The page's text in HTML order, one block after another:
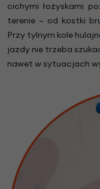
cichymi łożyskami
terenie – od kostki
Przy tylnym kole
jazdy nie trzeba
nawet w sytuacjach